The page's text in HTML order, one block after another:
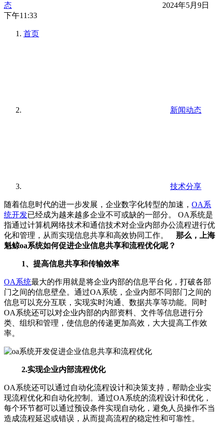
态
2024年5月9日
下午11:33
首页
新闻动态
技术分享
随着信息时代的进一步发展，企业数字化转型的加速， OA系
统开发已经成为越来越多企业不可或缺的一部分。 OA系统是
指通过计算机网络技术和通信技术对企业内部办公流程进行优
化和管理，从而实现信息共享和高效协同工作。 那么，上海
魁鲸oa系统如何促进企业信息共享和流程优化呢？
1、提高信息共享和传输效率
OA系统最大的作用就是将企业内部的信息平台化，打破各部
门之间的信息壁垒。通过OA系统，企业内部不同部门之间的
信息可以充分互联，实现实时沟通、数据共享等功能。同时
OA系统还可以对企业内部的内部资料、文件等信息进行分
类、组织和管理，使信息的传递更加高效，大大提高工作效
率。
2.实现企业内部流程优化
OA系统还可以通过自动化流程设计和决策支持，帮助企业实
现流程优化和自动化控制。通过OA系统的流程设计和优化，
每个环节都可以通过预设条件实现自动化，避免人员操作不当
造成流程延迟或错误，从而提高流程的稳定性和可靠性。